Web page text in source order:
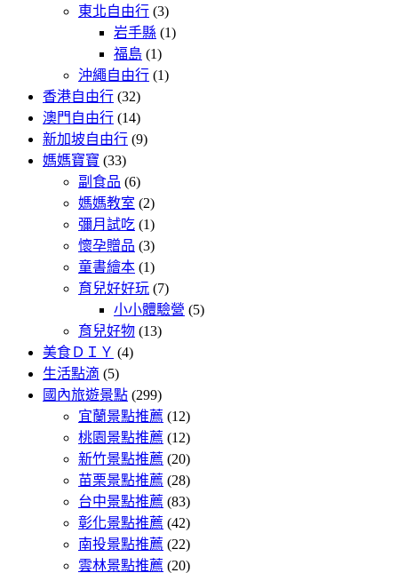
東北自由行 (3)
岩手縣 (1)
福島 (1)
沖繩自由行 (1)
香港自由行 (32)
澳門自由行 (14)
新加坡自由行 (9)
媽媽寶寶 (33)
副食品 (6)
媽媽教室 (2)
彌月試吃 (1)
懷孕贈品 (3)
童書繪本 (1)
育兒好好玩 (7)
小小體驗營 (5)
育兒好物 (13)
美食ＤＩＹ (4)
生活點滴 (5)
國內旅遊景點 (299)
宜蘭景點推薦 (12)
桃園景點推薦 (12)
新竹景點推薦 (20)
苗栗景點推薦 (28)
台中景點推薦 (83)
彰化景點推薦 (42)
南投景點推薦 (22)
雲林景點推薦 (20)